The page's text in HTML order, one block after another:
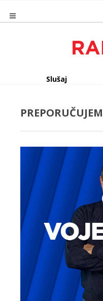
Slušaj